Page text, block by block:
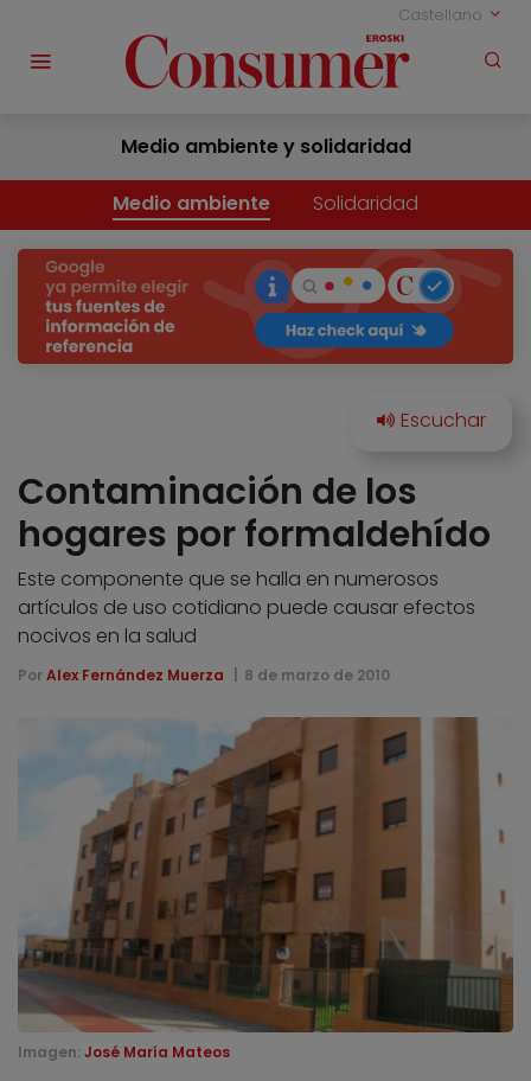
Castellano
Medio ambiente y solidaridad
Medio ambiente Solidaridad
Contaminación de los
hogares por formaldehído
Este componente que se halla en numerosos
artículos de uso cotidiano puede causar efectos
nocivos en la salud
Por Alex Fernández Muerza 8 de marzo de 2010
Imagen: José María Mateos